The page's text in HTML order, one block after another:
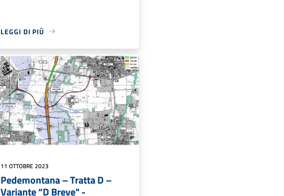
LEGGI DI PIÙ
11 OTTOBRE 2023
Pedemontana – Tratta D –
Variante “D Breve" -